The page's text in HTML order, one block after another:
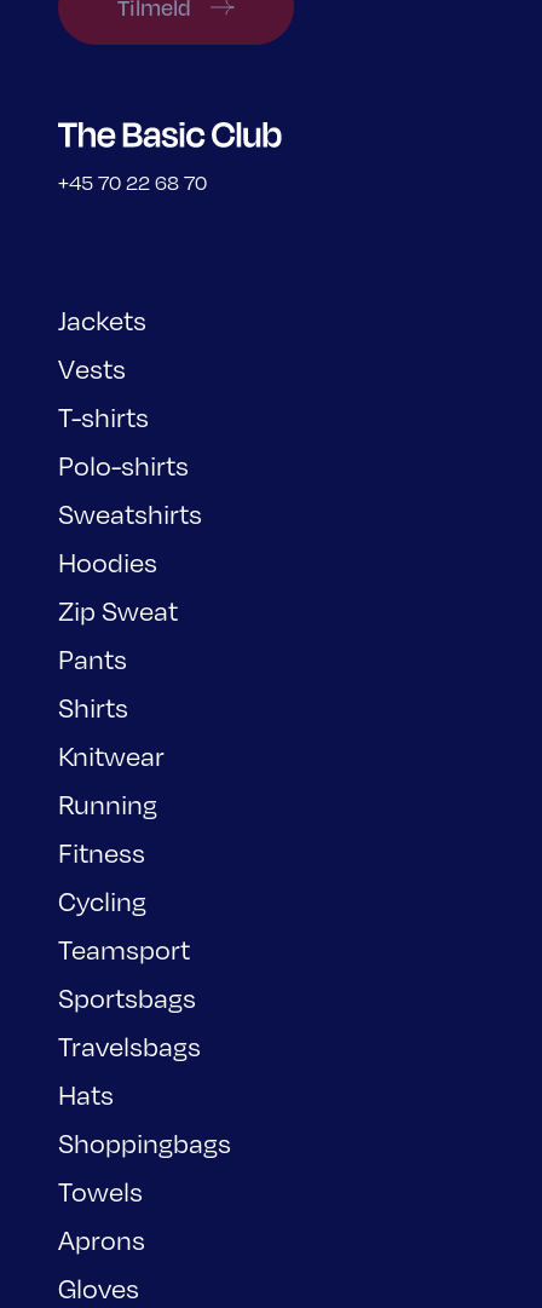
Tilmeld
+45 70 22 68 70
Jackets
Vests
T-shirts
Polo-shirts
Sweatshirts
Hoodies
Zip Sweat
Pants
Shirts
Knitwear
Running
Fitness
Cycling
Teamsport
Sportsbags
Travelsbags
Hats
Shoppingbags
Towels
Aprons
Gloves